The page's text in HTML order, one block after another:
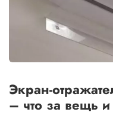
Экран-
– что за вещь